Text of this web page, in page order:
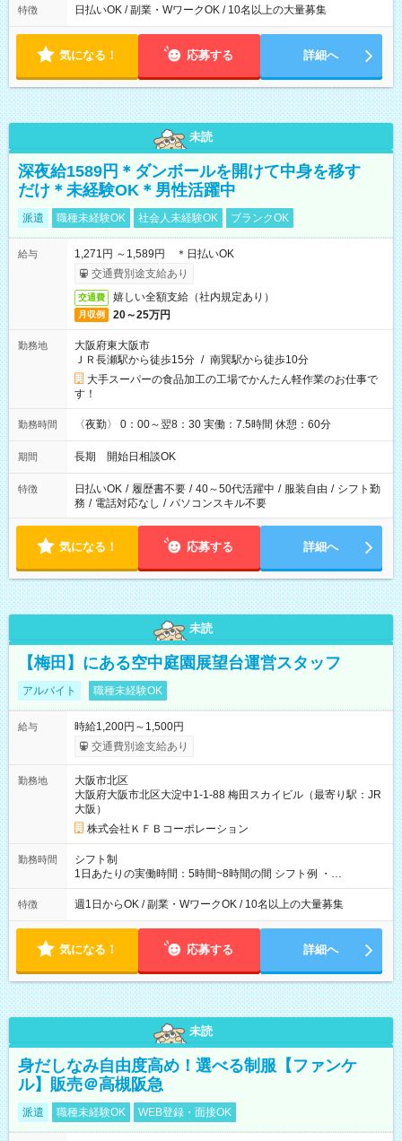
特徴 日払いOK / 副業・WワークOK / 10名以上の大量募集
気になる！ 応募する 詳細へ
未読
深夜給1589円＊ダンボールを開けて中身を移す
だけ＊未経験OK＊男性活躍中
派遣 職種未経験OK 社会人未経験OK ブランクOK
給与
1,271円 ～1,589円 ＊日払いOK
交通費別途支給あり
交通費 嬉しい全額支給（社内規定あり）
月収例 20～25万円
勤務地
大阪府東大阪市
ＪＲ長瀬駅から徒歩15分 / 南巽駅から徒歩10分
大手スーパーの食品加工の工場でかんたん軽作業のお仕事で
す！
勤務時間 〈夜勤〉 0：00～翌8：30 実働：7.5時間 休憩：60分
期間 長期 開始日相談OK
特徴 日払いOK / 履歴書不要 / 40～50代活躍中 / 服装自由 / シフト勤
務 / 電話対応なし / パソコンスキル不要
気になる！ 応募する 詳細へ
未読
【梅田】にある空中庭園展望台運営スタッフ
アルバイト 職種未経験OK
給与
時給1,200円～1,500円
交通費別途支給あり
勤務地
大阪市北区
大阪府大阪市北区大淀中1-1-88 梅田スカイビル（最寄り駅：JR
大阪）
株式会社ＫＦＢコーポレーション
勤務時間
シフト制
1日あたりの実働時間：5時間~8時間の間 シフト例 ・
9:30~18:00 実働7.5時間 ・9:30~14:30 実働5時間 ・
16:00~21:30 実働5.5時間
特徴 週1日からOK / 副業・WワークOK / 10名以上の大量募集
気になる！ 応募する 詳細へ
未読
身だしなみ自由度高め！選べる制服【ファンケ
ル】販売＠高槻阪急
派遣 職種未経験OK WEB登録・面接OK